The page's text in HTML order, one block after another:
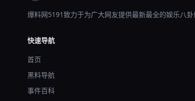
爆料网5191致力于为广大网友提供最新最全的娱乐八
快速导航
首页
黑料导航
事件百科